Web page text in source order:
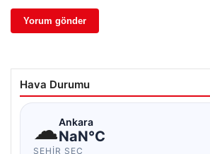
Hava Durumu
☁Ankara
NaN°C
ŞEHIR SEÇ